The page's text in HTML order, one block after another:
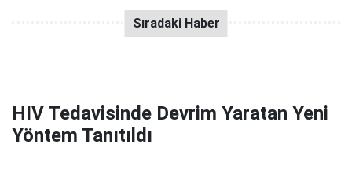
HIV Tedavisinde Devrim Yaratan Yeni
Yöntem Tanıtıldı